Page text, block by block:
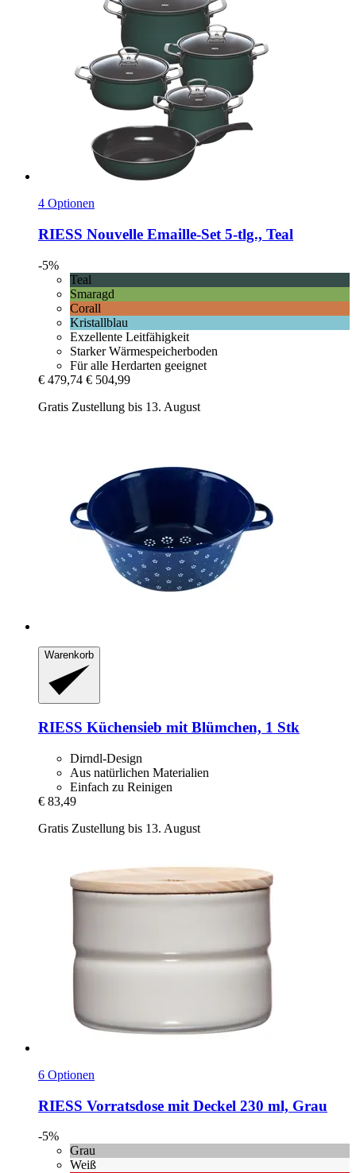
4 Optionen
RIESS Nouvelle Emaille-​Set 5-​tlg., Teal
-5%
Teal
Smaragd
Corall
Kristallblau
Exzellente Leitfähigkeit
Starker Wärmespeicherboden
Für alle Herdarten geeignet
€ 479,74 € 504,99
Gratis Zustellung bis 13. August
Warenkorb
RIESS Küchensieb mit Blümchen, 1 Stk
Dirndl-Design
Aus natürlichen Materialien
Einfach zu Reinigen
€ 83,49
Gratis Zustellung bis 13. August
6 Optionen
RIESS Vorratsdose mit Deckel 230 ml, Grau
-5%
Grau
Weiß